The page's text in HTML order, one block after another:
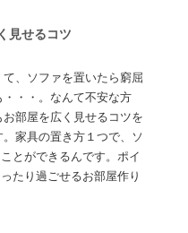
見せるコツ
て、ソファを置いたら窮屈
・・・。なんて不安な方
お部屋を広く見せるコツを
。家具の置き方１つで、ソ
とができるんです。ポイ
たり過ごせるお部屋作り